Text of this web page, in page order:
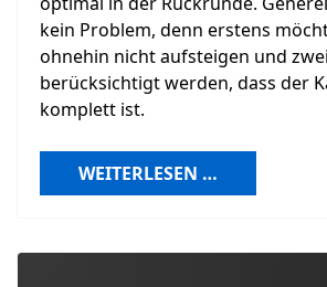
kein Problem, denn erstens
ohnehin nicht aufsteigen und
berücksichtigt werden, dass der
komplett ist.
WEITERLESEN …